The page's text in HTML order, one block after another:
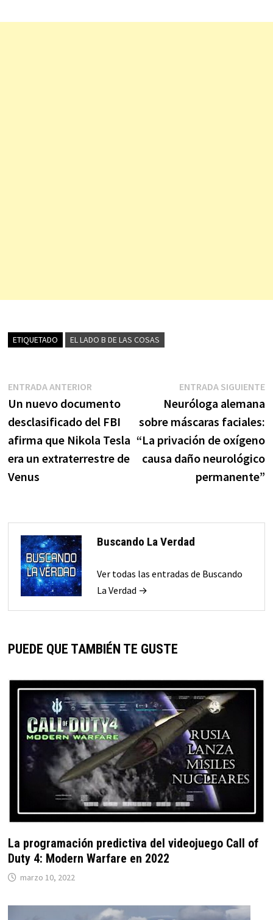
ETIQUETADO EL LADO B DE LAS COSAS
Navegación
de
entradas
ENTRADA ANTERIOREntrada
anterior:
Un nuevo documento
desclasificado del FBI
afirma que Nikola Tesla
era un extraterrestre de
Venus
ENTRADA SIGUIENTE
Neuróloga alemana
sobre máscaras faciales:
“La privación de oxígeno
causa daño neurológico
permanente”
Buscando La Verdad
Ver todas las entradas de Buscando
La Verdad →
PUEDE QUE TAMBIÉN TE GUSTE
La programación predictiva del videojuego Call of
Duty 4: Modern Warfare en 2022
marzo 10, 2022